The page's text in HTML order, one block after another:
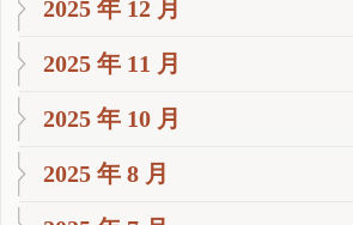
2025 年 12 月
2025 年 11 月
2025 年 10 月
2025 年 8 月